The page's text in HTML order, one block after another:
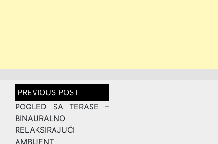
Post
navigation
POGLED SA TERASE –
BINAURALNO
RELAKSIRAJUĆI
AMBIJENT